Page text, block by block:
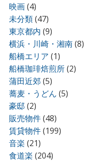
映画(4)
未分類(47)
東京都内 (9)
横浜・川崎・湘南(8)
船橋エリア (1)
船橋珈琲焙煎所(2)
蒲田近郊 (5)
蕎麦・うどん (5)
豪邸 (2)
販売物件(48)
賃貸物件(199)
音楽 (21)
食道楽 (204)